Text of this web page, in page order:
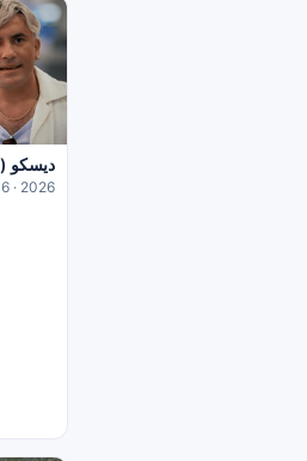
ديسكو (D.I.S.C.O.)
2026 · 6 شخص